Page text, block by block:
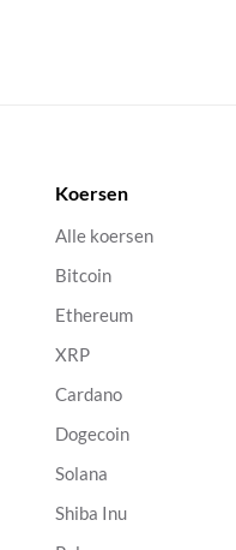
Koersen
Alle koersen
Bitcoin
Ethereum
XRP
Cardano
Dogecoin
Solana
Shiba Inu